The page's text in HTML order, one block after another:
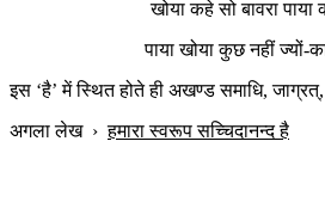
खोया कहे सो बावरा
पाया खोया कुछ नहीं ज्यों-
इस ‘है’ में स्थित होते ही अखण्ड समाधि, जाग्रत्,
अगला लेख›हमारा स्वरूप सच्चिदानन्द है